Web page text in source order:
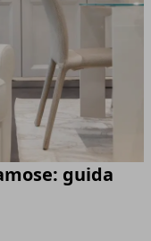
guida